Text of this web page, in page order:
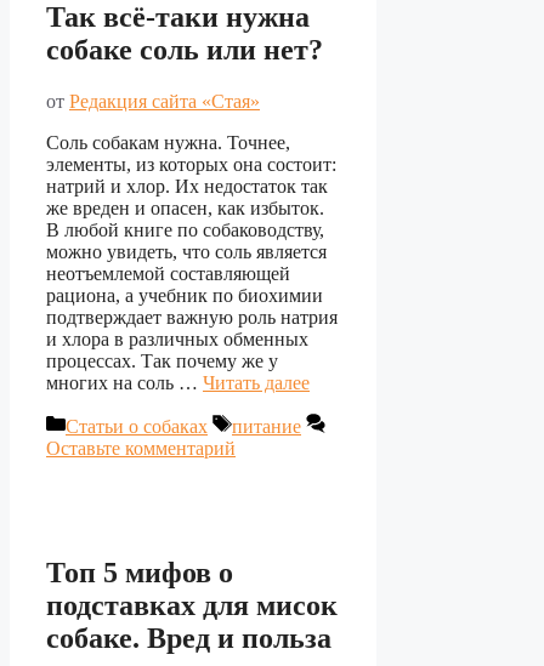
Так всё-таки нужна
собаке соль или нет?
от Редакция сайта «Стая»
Соль собакам нужна. Точнее,
элементы, из которых она состоит:
натрий и хлор. Их недостаток так
же вреден и опасен, как избыток.
В любой книге по собаководству,
можно увидеть, что соль является
неотъемлемой составляющей
рациона, а учебник по биохимии
подтверждает важную роль натрия
и хлора в различных обменных
процессах. Так почему же у
многих на соль … Читать далее
Рубрики
Статьи о собаках Метки
питание
Оставьте комментарий
Топ 5 мифов о
подставках для мисок
собаке. Вред и польза